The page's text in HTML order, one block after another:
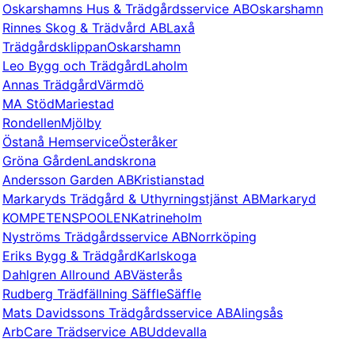
Oskarshamns Hus & Trädgårdsservice ABOskarshamn
Rinnes Skog & Trädvård ABLaxå
TrädgårdsklippanOskarshamn
Leo Bygg och TrädgårdLaholm
Annas TrädgårdVärmdö
MA StödMariestad
RondellenMjölby
Östanå HemserviceÖsteråker
Gröna GårdenLandskrona
Andersson Garden ABKristianstad
Markaryds Trädgård & Uthyrnings­tjänst ABMarkaryd
KOMPETENSPOOLENKatrineholm
Nyströms Trädgårdsservice ABNorrköping
Eriks Bygg & TrädgårdKarlskoga
Dahlgren Allround ABVästerås
Rudberg Trädfällning SäffleSäffle
Mats Davidssons Trädgårdsservice ABAlingsås
ArbCare Trädservice ABUddevalla